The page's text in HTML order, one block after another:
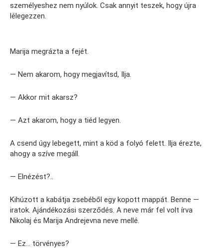
személyeshez nem nyúlok. Csak annyit teszek, hogy újra
lélegezzen.
Marija megrázta a fejét.
— Nem akarom, hogy megjavítsd, Ilja.
— Akkor mit akarsz?
— Azt akarom, hogy a tiéd legyen.
A csend úgy lebegett, mint a köd a folyó felett. Ilja érezte,
ahogy a szíve megáll.
— Elnézést?..
Kihúzott a kabátja zsebéből egy kopott mappát. Benne —
iratok. Ajándékozási szerződés. A neve már fel volt írva
Nikolaj és Marija Andrejevna neve mellé.
— Ez… törvényes?